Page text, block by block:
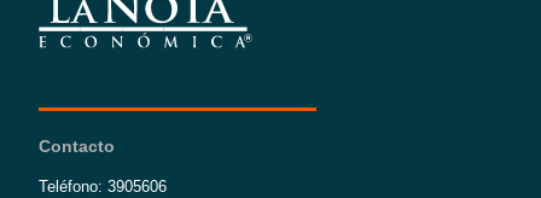
Contacto
Teléfono: 3905606